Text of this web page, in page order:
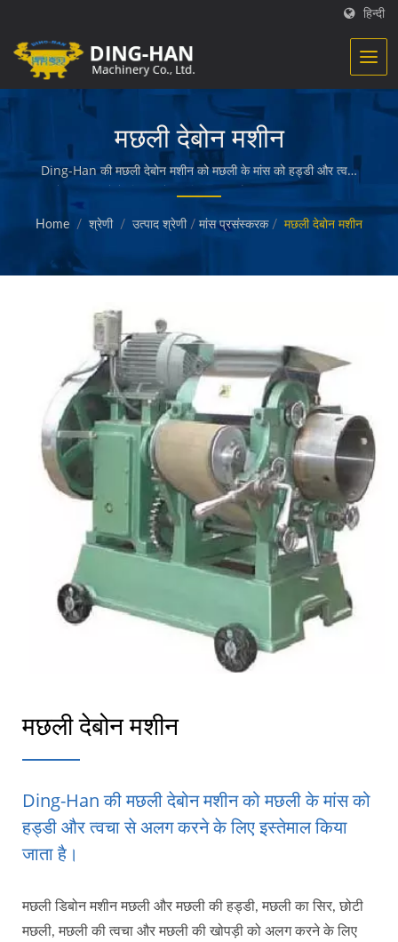
हिन्दी
मछली देबोन मशीन
Ding-Han की मछली देबोन मशीन को मछली के मांस को हड्डी और त्वचा
से अलग करने के लिए इस्तेमाल किया जाता है। / Ding-Han खाद्य
प्रसंस्करण उपकरणों के निर्माण में विशेषज्ञ हैं। हम पूरी तरह से खाद्य
प्रसंस्करण उपकरणों का डिजाइन, इंजीनियरिंग और निर्माण करते हैं जो तैयार
मांस, सब्जियां और समुद्री खाद्य, फ्रेंच फ्राइज, बेक्ड और फ्राइड स्नैक्स,
और अन्य गुणवत्ता वाले खाद्य उत्पादों को बनाती हैं।
Home / श्रेणी / उत्पाद श्रेणी / मांस प्रसंस्करक / मछली देबोन मशीन
मछली देबोन मशीन
Ding-Han की मछली देबोन मशीन को मछली के मांस को
हड्डी और त्वचा से अलग करने के लिए इस्तेमाल किया
जाता है।
मछली डिबोन मशीन मछली और मछली की हड्डी, मछली का सिर, छोटी
मछली, मछली की त्वचा और मछली की खोपड़ी को अलग करने के लिए